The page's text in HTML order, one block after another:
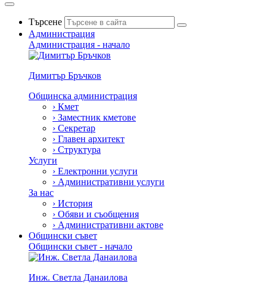
Търсене
Администрация
Администрация - начало
Димитър Бръчков
Общинска администрация
› Кмет
› Заместник кметове
› Секретар
› Главен архитект
› Структура
Услуги
› Електронни услуги
› Административни услуги
За нас
› История
› Обяви и съобщения
› Административни актове
Общински съвет
Общински съвет - начало
Инж. Светла Данаилова